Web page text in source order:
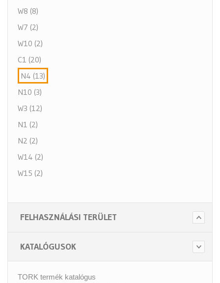
W8 (8)
W7 (2)
W10 (2)
C1 (20)
N4 (13)
N10 (3)
W3 (12)
N1 (2)
N2 (2)
W14 (2)
W15 (2)
FELHASZNÁLÁSI TERÜLET
KATALÓGUSOK
TORK termék katalógus